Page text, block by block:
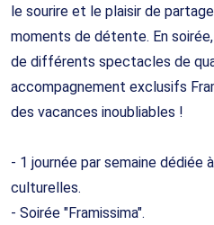
le sourire et le plaisir de
moments de détente. En
de différents spectacles de
accompagnement exclusifs
des vacances inoubliables !
- 1 journée par semaine dédiée
culturelles.
- Soirée "Framissima".